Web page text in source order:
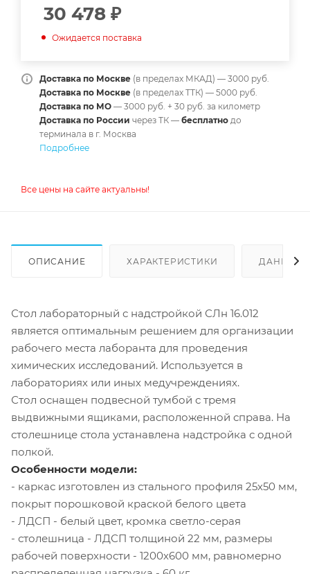
30 478 ₽
Ожидается поставка
Доставка по Москве (в пределах МКАД) — 3000 руб.
Доставка по Москве (в пределах ТТК) — 5000 руб.
Доставка по МО — 3000 руб. + 30 руб. за километр
Доставка по России через ТК — бесплатно до
терминала в г. Москва
Подробнее
Все цены на сайте актуальны!
ОПИСАНИЕ ХАРАКТЕРИСТИКИ ДАННЫЕ
Стол лабораторный с надстройкой СЛн 16.012
является оптимальным решением для организации
рабочего места лаборанта для проведения
химических исследований. Используется в
лабораториях или иных медучреждениях.
Стол оснащен подвесной тумбой с тремя
выдвижными ящиками, расположенной справа. На
столешнице стола устанавлена надстройка с одной
полкой.
Особенности модели:
- каркас изготовлен из стального профиля 25х50 мм,
покрыт порошковой краской белого цвета
- ЛДСП - белый цвет, кромка светло-серая
- столешница - ЛДСП толщиной 22 мм, размеры
рабочей поверхности - 1200х600 мм, равномерно